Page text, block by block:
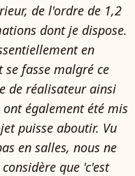
de l'ordre de 1,2
dont je dispose.
en
fasse malgré ce
de réalisateur ainsi
également été mis
puisse aboutir. Vu
en salles, nous ne
que 'c'est